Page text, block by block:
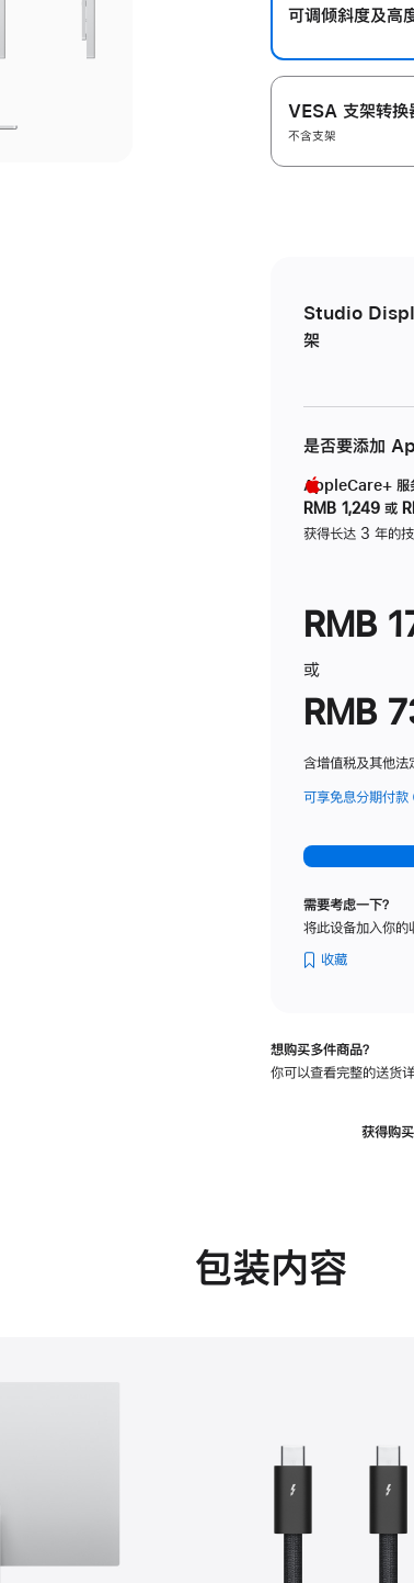
可调倾斜度及高‍
VESA 支架转换
不含支架
Studio
架
是否要添加
AppleCare+ 服
RMB 1,249 或
获得长达 3 年的技
RMB
或
RMB
含增值税及其他法
可享免息分期付款
需要考虑一下？
将此设备加入你的
收藏
想购买多件商品？
你可以查看完整的送货
获得购买
包装内容